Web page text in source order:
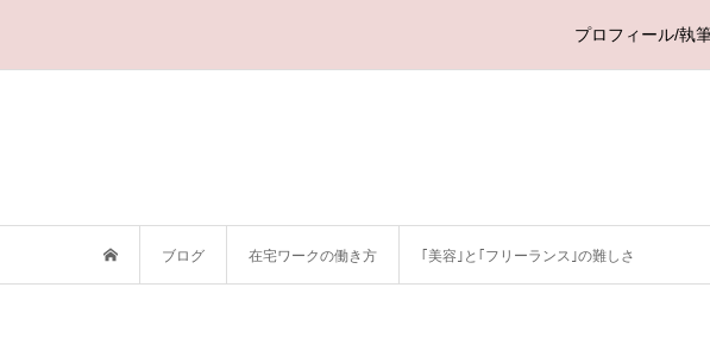
プロフィール/執
ブログ 在宅ワークの働き方 ｢美容｣と｢フリーランス｣の難しさ